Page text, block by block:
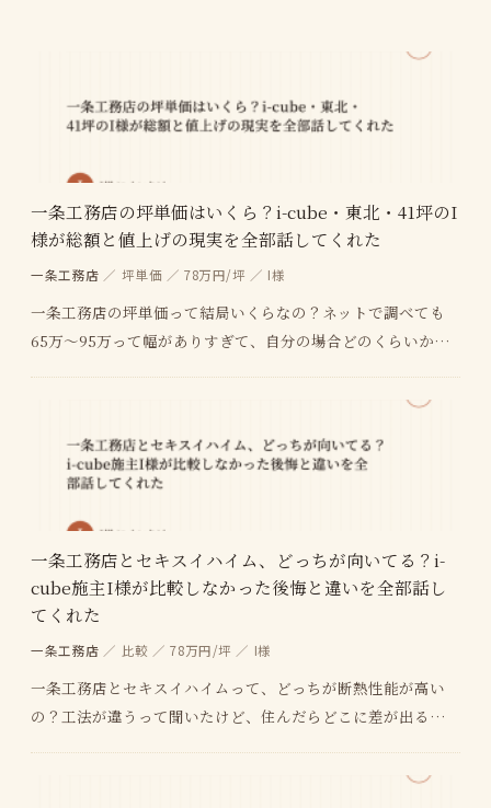
一条工務店の坪単価はいくら？i-cube・東北・41坪のI
様が総額と値上げの現実を全部話してくれた
一条工務店 ／ 坪単価 ／ 78万円/坪 ／ I様
一条工務店の坪単価って結局いくらなの？ネットで調べても
65万〜95万って幅がありすぎて、自分の場合どのくらいかか
一条工務店とセキスイハイム、どっちが向いてる？i-
cube施主I様が比較しなかった後悔と違いを全部話し
てくれた
一条工務店 ／ 比較 ／ 78万円/坪 ／ I様
一条工務店とセキスイハイムって、どっちが断熱性能が高い
の？工法が違うって聞いたけど、住んだらどこに差が出るのか